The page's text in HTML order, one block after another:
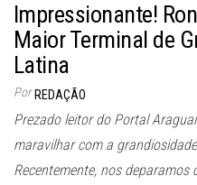
Impressionante!
Maior Terminal de
Latina
Por REDAÇÃO
Prezado leitor do Portal
maravilhar com a
Recentemente, nos deparamos